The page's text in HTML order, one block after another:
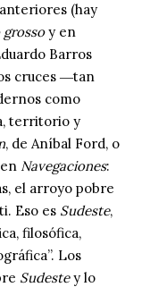
(hay
y en
Barros
cruces ―tan
como
territorio y
, de Aníbal Ford, o
Navegaciones:
el arroyo pobre
Eso es Sudeste,
filosófica,
Los
Sudestey lo